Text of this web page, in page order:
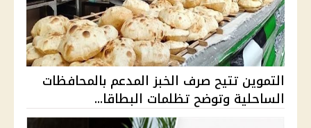
التموين تتيح صرف الخبز المدعم بالمحافظات
الساحلية وتوضح تظلمات البطاقا...